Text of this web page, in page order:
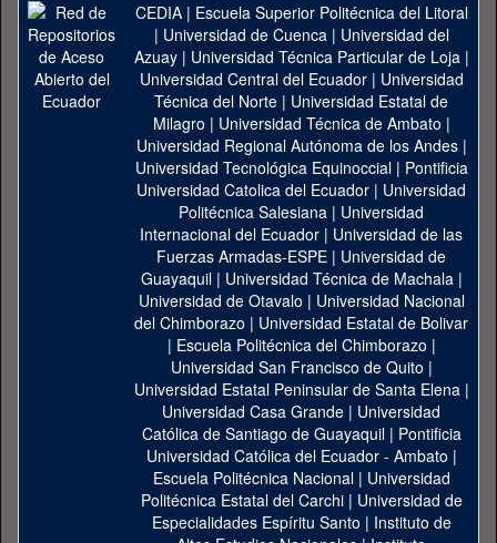
CEDIA| Escuela Superior Politécnica del Litoral
| Universidad de Cuenca| Universidad del
Azuay| Universidad Técnica Particular de Loja|
Universidad Central del Ecuador| Universidad
Técnica del Norte | Universidad Estatal de
Milagro | Universidad Técnica de Ambato |
Universidad Regional Autónoma de los Andes|
Universidad Tecnológica Equinoccial| Pontificia
Universidad Catolica del Ecuador | Universidad
Politécnica Salesiana | Universidad
Internacional del Ecuador | Universidad de las
Fuerzas Armadas-ESPE | Universidad de
Guayaquil| Universidad Técnica de Machala|
Universidad de Otavalo | Universidad Nacional
del Chimborazo | Universidad Estatal de Bolivar
| Escuela Politécnica del Chimborazo |
Universidad San Francisco de Quito |
Universidad Estatal Peninsular de Santa Elena|
Universidad Casa Grande | Universidad
Católica de Santiago de Guayaquil| Pontificia
Universidad Católica del Ecuador - Ambato |
Escuela Politécnica Nacional| Universidad
Politécnica Estatal del Carchi| Universidad de
Especialidades Espíritu Santo | Instituto de